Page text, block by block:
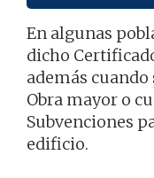
En algunas
dicho
además cuando
Obra mayor o
Subvenciones
edificio.